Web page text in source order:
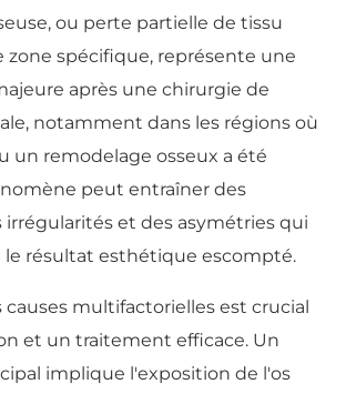
ou perte partielle de tissu
zone spécifique, représente une
après une chirurgie de
notamment dans les régions où
un remodelage osseux a été
peut entraîner des
irrégularités et des asymétries qui
résultat esthétique escompté.
causes multifactorielles est crucial
et un traitement efficace. Un
implique l'exposition de l'os